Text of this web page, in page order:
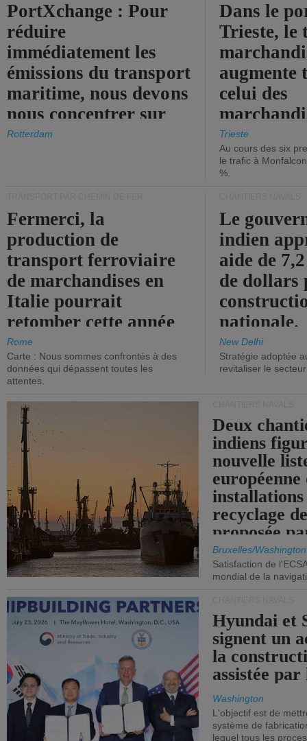
PortXchange : Pour
réduire
immédiatement les
émissions du transport
maritime, nous devons
nous concentrer sur
les ports.
Rotterdam
Dans le
Trieste, le
augmente
celui des
diminue.
Trieste
Au cours des six
le trafic à
%.
Fermerci, la
production de
transport ferroviaire
de marchandises en
Italie pourrait
retomber cette année
aux niveaux de 2015.
Rome
Carte : Nous sommes confrontés à des
données qui dépassent toutes les
attentes.
Le
indien
aide de
de dollars
nationale.
New Delhi
Stratégie adoptée
revitaliser le secteur
Deux
indiens
nouvelle
européenne
installations
recyclage
proposée
Bruxelles/Washington
Satisfaction de
mondial de la
Hyundai et
signent un
la
assistée
Washington
L'objectif est de
système de
lequel tous les